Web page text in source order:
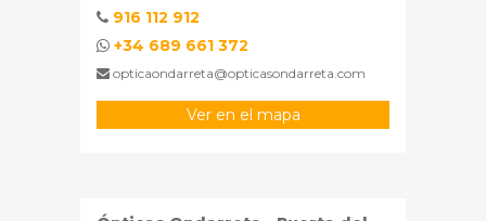
916 112 912
+34 689 661 372
opticaondarreta@opticasondarreta.com
Ver en el mapa